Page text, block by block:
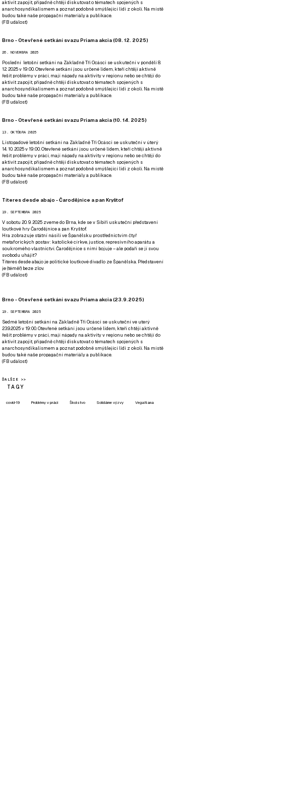
aktivit zapojit, případně chtějí diskutovat o tématech spojených s
anarchosyndikalismem a poznat podobně smýšlející lidi z okolí. Na místě
budou také naše propagační materiály a publikace.
(FB událost)
Brno - Otevřené setkání svazu Priama akcia (08. 12. 2025)
26. NOVEMBRA 2025
Poslední letošní setkání na Základně Tři Ocásci se uskuteční v ponděli 8.
12. 2025 v 19:00. Otevřené setkání jsou určené lidem, kteří chtějí aktivně
řešit problémy v práci, mají nápady na aktivity v regionu nebo se chtějí do
aktivit zapojit, případně chtějí diskutovat o tématech spojených s
anarchosyndikalismem a poznat podobně smýšlející lidi z okolí. Na místě
budou také naše propagační materiály a publikace.
(FB událost)
Brno - Otevřené setkání svazu Priama akcia (10. 14. 2025)
13. OKTÓBRA 2025
Listopadové letošní setkání na Základně Tři Ocásci se uskuteční v úterý
14. 10. 2025 v 19:00. Otevřené setkání jsou určené lidem, kteří chtějí aktivně
řešit problémy v práci, mají nápady na aktivity v regionu nebo se chtějí do
aktivit zapojit, případně chtějí diskutovat o tématech spojených s
anarchosyndikalismem a poznat podobně smýšlející lidi z okolí. Na místě
budou také naše propagační materiály a publikace.
(FB událost)
Títeres desde abajo - Čarodějnice a pan Kryštof
19. SEPTEMBRA 2025
V sobotu 20. 9. 2025 zveme do Brna, kde se v Sibiři uskuteční představení
loutkové hry Čarodějnice a pan Kryštof.
Hra zobrazuje státní násilí ve Španělsku prostřednictvím čtyř
metaforických postav: katolické církve, justice, represivního aparátu a
soukromého vlastnictví. Čarodějnice s nimi bojuje – ale podaří se jí svou
svobodu uhájit?
Títeres desde abajo je politické loutkové divadlo ze Španělska. Představení
je (téměř) beze zlov.
(FB událost)
Brno - Otevřené setkání svazu Priama akcia (23.9.2025)
19. SEPTEMBRA 2025
Sedmé letošní setkání na Základně Tři Ocásci se uskuteční ve uterý
23.9.2025 v 19:00. Otevřené setkání jsou určené lidem, kteří chtějí aktivně
řešit problémy v práci, mají nápady na aktivity v regionu nebo se chtějí do
aktivit zapojit, případně chtějí diskutovat o tématech spojených s
anarchosyndikalismem a poznat podobně smýšlející lidi z okolí. Na místě
budou také naše propagační materiály a publikace.
(FB událost)
ĎALŠIE >>
TAGY
covid-19 Problémy v práci Školstvo Solidárne výzvy VegaNana